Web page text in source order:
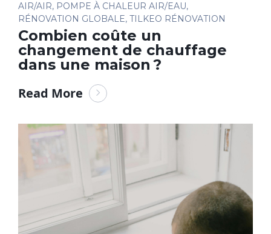
AIR/AIR, POMPE À CHALEUR AIR/EAU,
RÉNOVATION GLOBALE, TILKEO RÉNOVATION
Combien coûte un
changement de chauffage
dans une maison ?
Read More